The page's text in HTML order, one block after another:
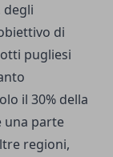
degli
di
pugliesi
il 30% della
una parte
regioni,